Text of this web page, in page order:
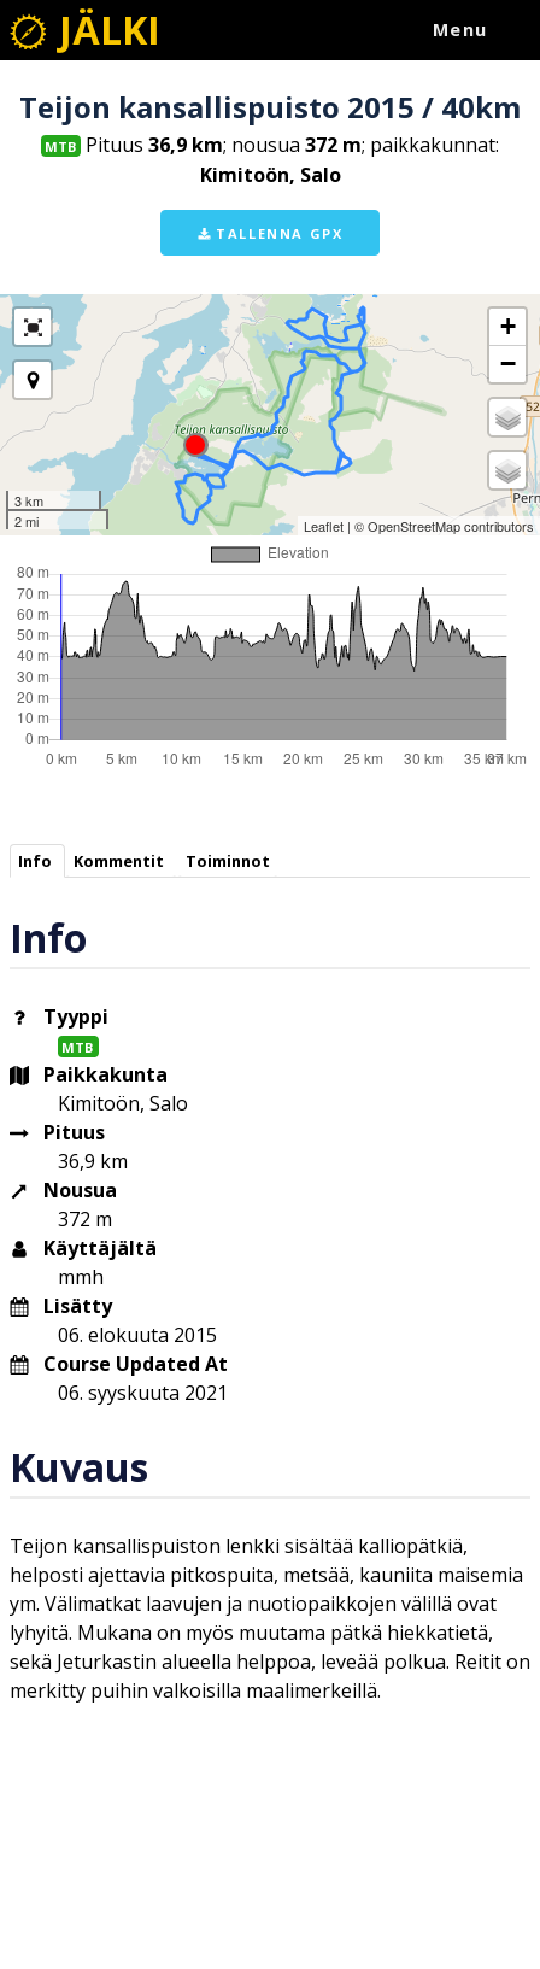
JÄLKI Menu
Teijon kansallispuisto 2015 / 40km
MTB Pituus36,9 km; nousua372 m; paikkakunnat:
Kimitoön, Salo
TALLENNA GPX
+
−
3 km
2 mi
Leaflet | ©OpenStreetMapcontributors
Info Kommentit Toiminnot
Info
Tyyppi
MTB
Paikkakunta
Kimitoön, Salo
Pituus
36,9 km
Nousua
372 m
Käyttäjältä
mmh
Lisätty
06. elokuuta 2015
Course Updated At
06. syyskuuta 2021
Kuvaus
Teijon kansallispuiston lenkki sisältää kalliopätkiä,
helposti ajettavia pitkospuita, metsää, kauniita maisemia
ym. Välimatkat laavujen ja nuotiopaikkojen välillä ovat
lyhyitä. Mukana on myös muutama pätkä hiekkatietä,
sekä Jeturkastin alueella helppoa, leveää polkua. Reitit on
merkitty puihin valkoisilla maalimerkeillä.